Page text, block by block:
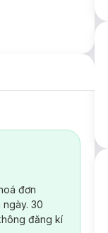
đơn
30
đăng kí